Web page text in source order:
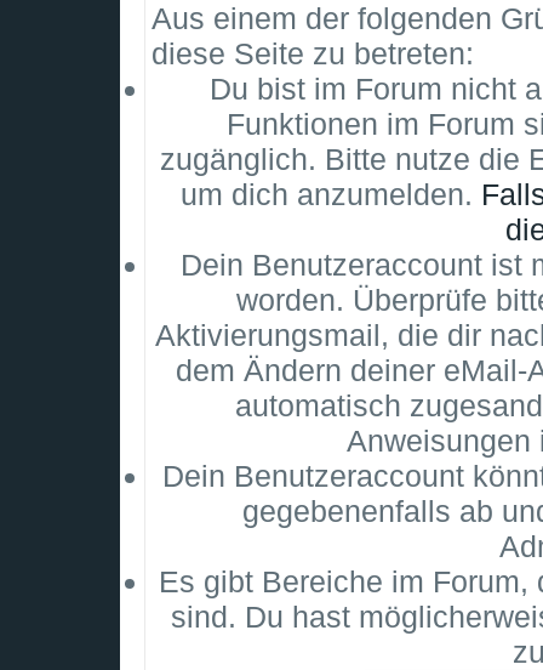
Aus einem der folgenden
diese Seite zu betreten:
Du bist im Forum nicht
Funktionen im Forum
zugänglich. Bitte nutze die
um dich anzumelden.
Dein Benutzeraccount ist
worden. Überprüfe
Aktivierungsmail, die dir
dem Ändern deiner eMail-
automatisch
Anweisungen
Dein Benutzeraccount
gegebenenfalls ab
Es gibt Bereiche im
sind. Du hast